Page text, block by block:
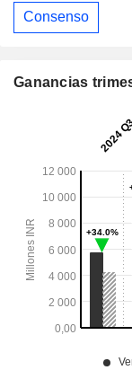
Consenso
Ganancias